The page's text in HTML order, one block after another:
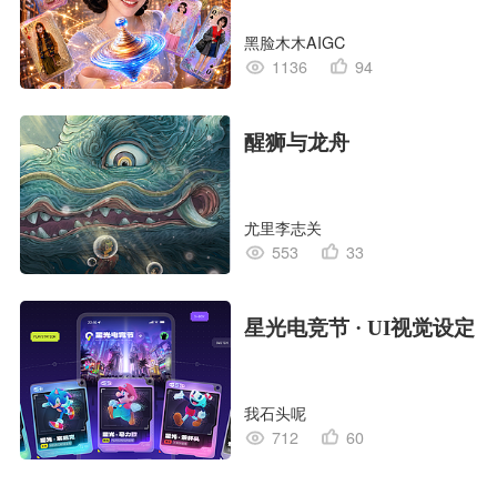
黑脸木木AIGC
1136
94
醒狮与龙舟
尤里李志关
553
33
星光电竞节 · UI视觉设定
我石头呢
712
60